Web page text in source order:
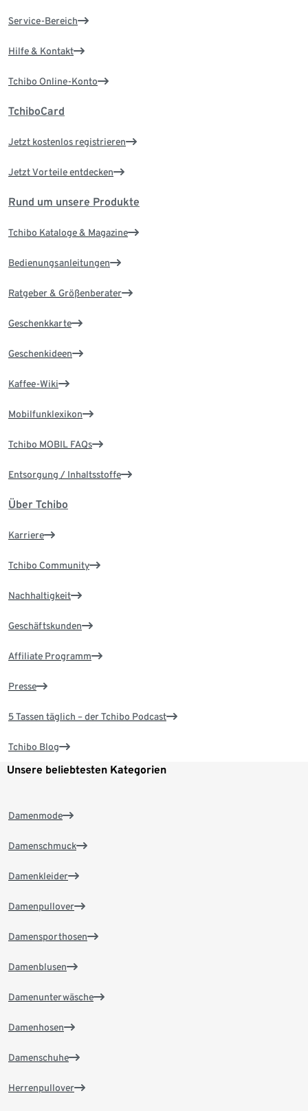
Service-Bereich
Hilfe & Kontakt
Tchibo Online-Konto
TchiboCard
Jetzt kostenlos registrieren
Jetzt Vorteile entdecken
Rund um unsere Produkte
Tchibo Kataloge & Magazine
Bedienungsanleitungen
Ratgeber & Größenberater
Geschenkkarte
Geschenkideen
Kaffee-Wiki
Mobilfunklexikon
Tchibo MOBIL FAQs
Entsorgung / Inhaltsstoffe
Über Tchibo
Karriere
Tchibo Community
Nachhaltigkeit
Geschäftskunden
Affiliate Programm
Presse
5 Tassen täglich – der Tchibo Podcast
Tchibo Blog
Unsere beliebtesten Kategorien
Damenmode
Damenschmuck
Damenkleider
Damenpullover
Damensporthosen
Damenblusen
Damenunterwäsche
Damenhosen
Damenschuhe
Herrenpullover